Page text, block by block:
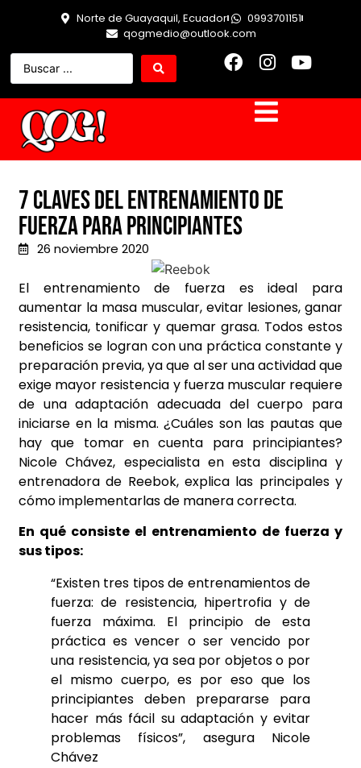
Norte de Guayaquil, Ecuador
0993701151
qogmedio@outlook.com
7 Claves del entrenamiento de
fuerza para principiantes
26 noviembre 2020
El entrenamiento de fuerza es ideal para
aumentar la masa muscular, evitar lesiones, ganar
resistencia, tonificar y quemar grasa. Todos estos
beneficios se logran con una práctica constante y
preparación previa, ya que al ser una actividad que
exige mayor resistencia y fuerza muscular requiere
de una adaptación adecuada del cuerpo para
iniciarse en la misma. ¿Cuáles son las pautas que
hay que tomar en cuenta para principiantes?
Nicole Chávez, especialista en esta disciplina y
entrenadora de Reebok, explica las principales y
cómo implementarlas de manera correcta.
En qué consiste el entrenamiento de fuerza y
sus tipos:
“Existen tres tipos de entrenamientos de
fuerza: de resistencia, hipertrofia y de
fuerza máxima. El principio de esta
práctica es vencer o ser vencido por
una resistencia, ya sea por objetos o por
el mismo cuerpo, es por eso que los
principiantes deben prepararse para
hacer más fácil su adaptación y evitar
problemas físicos”, asegura Nicole
Chávez